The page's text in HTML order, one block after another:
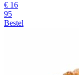
€ 16
95
Bestel